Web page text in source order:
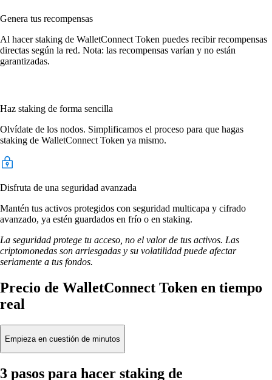
Genera tus recompensas
Al hacer staking de WalletConnect Token puedes recibir recompensas
directas según la red. Nota: las recompensas varían y no están
garantizadas.
Haz staking de forma sencilla
Olvídate de los nodos. Simplificamos el proceso para que hagas
staking de WalletConnect Token ya mismo.
Disfruta de una seguridad avanzada
Mantén tus activos protegidos con seguridad multicapa y cifrado
avanzado, ya estén guardados en frío o en staking.
La seguridad protege tu acceso, no el valor de tus activos. Las
criptomonedas son arriesgadas y su volatilidad puede afectar
seriamente a tus fondos.
Precio de WalletConnect Token en tiempo
real
Empieza en cuestión de minutos
3 pasos para hacer staking de